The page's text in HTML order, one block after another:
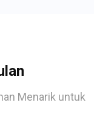
Menarik untuk